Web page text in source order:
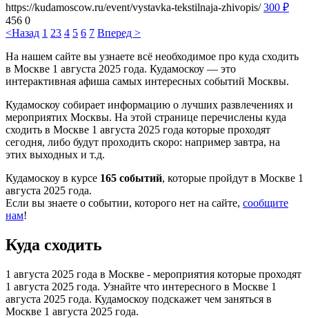
https://kudamoscow.ru/event/vystavka-tekstilnaja-zhivopis/ 300 ₽
456 0
<Назад 1 23 4 5 6 7 Вперед >
На нашем сайте вы узнаете всё необходимое про куда сходить
в Москве 1 августа 2025 года. Кудамоскоу — это
интерактивная афиша самых интересных событий Москвы.
Кудамоскоу собирает информацию о лучших развлечениях и
мероприятих Москвы. На этой странице перечислены куда
сходить в Москве 1 августа 2025 года которые проходят
сегодня, либо будут проходить скоро: например завтра, на
этих выходных и т.д.
Кудамоскоу в курсе 165 событий, которые пройдут в Москве 1
августа 2025 года.
Если вы знаете о событии, которого нет на сайте, сообщите
нам!
Куда сходить
1 августа 2025 года в Москве - мероприятия которые проходят
1 августа 2025 года. Узнайте что интересного в Москве 1
августа 2025 года. Кудамоскоу подскажет чем заняться в
Москве 1 августа 2025 года.